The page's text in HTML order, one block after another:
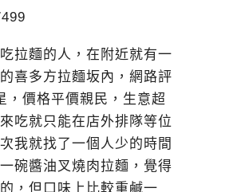
拉麵的人，在附近就有一
喜多方拉麵坂內，網路評
，價格平價親民，生意超
吃就只能在店外排隊等位
我就找了一個人少的時間
碗醬油叉燒肉拉麵，覺得
，但口味上比較重鹹一